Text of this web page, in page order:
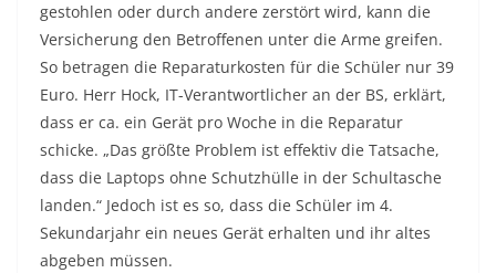
gestohlen oder durch andere zerstört wird, kann die
Versicherung den Betroffenen unter die Arme greifen.
So betragen die Reparaturkosten für die Schüler nur 39
Euro. Herr Hock, IT-Verantwortlicher an der BS, erklärt,
dass er ca. ein Gerät pro Woche in die Reparatur
schicke. „Das größte Problem ist effektiv die Tatsache,
dass die Laptops ohne Schutzhülle in der Schultasche
landen.“ Jedoch ist es so, dass die Schüler im 4.
Sekundarjahr ein neues Gerät erhalten und ihr altes
abgeben müssen.